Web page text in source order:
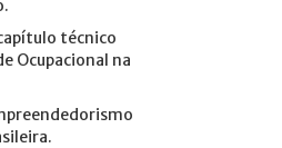
técnico
Ocupacional na